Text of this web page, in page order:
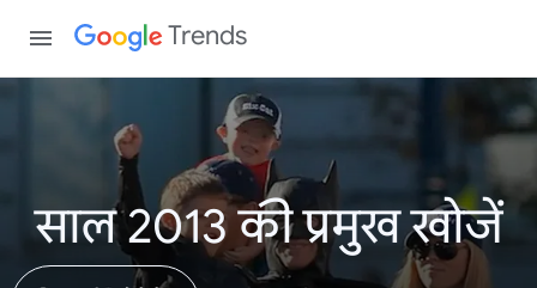
Trends
साल 2013 की प्रमुख खोजें